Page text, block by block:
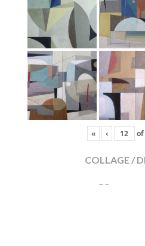
« ‹ of
COLLAGE /